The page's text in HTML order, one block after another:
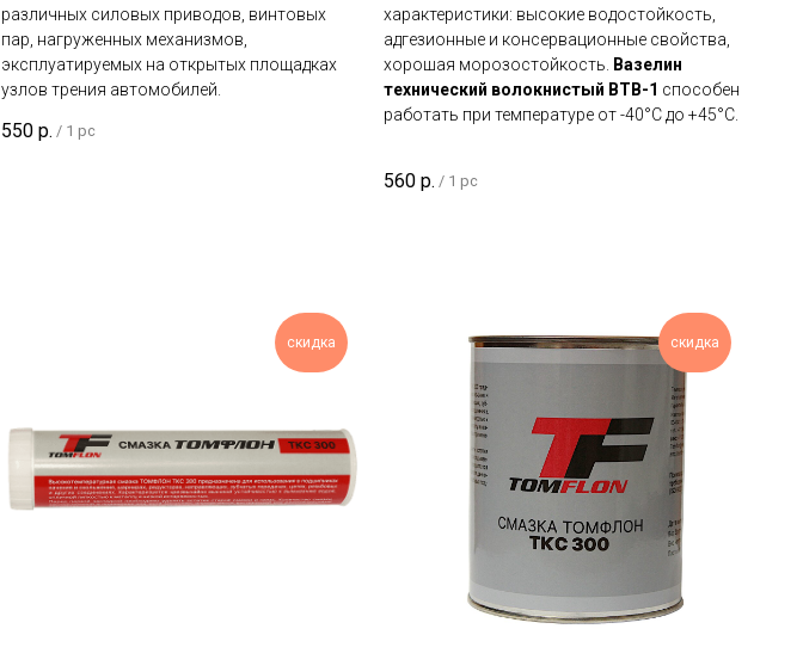
различных силовых приводов, винтовых
пар, нагруженных механизмов,
эксплуатируемых на открытых площадках
узлов трения автомобилей.
550 р. / 1 pc
характеристики: высокие водостойкость,
адгезионные и консервационные свойства,
хорошая морозостойкость. Вазелин
технический волокнистый ВТВ-1 способен
работать при температуре от -40°С до +45°С.
560 р. / 1 pc
скидка скидка